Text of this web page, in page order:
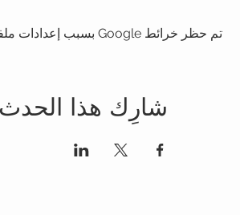
تم حظر خرائط Google بسبب إعدادات ملفات تعريف الارتباط التحليلية والوظيفية لديك.
شارِك هذا الحدث